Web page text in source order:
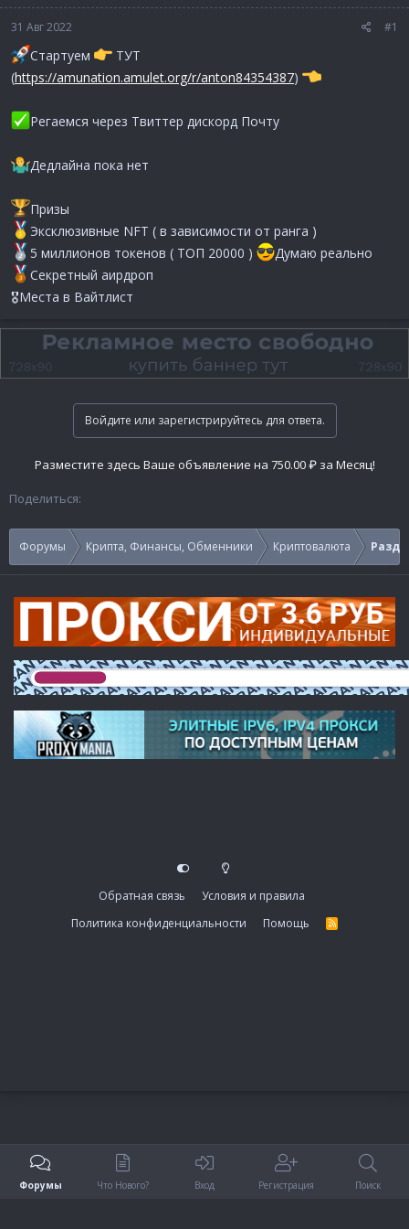
31 Авг 2022 #1
Стартуем
ТУТ
(https://amunation.amulet.org/r/anton84354387)
Регаемся через Твиттер дискорд Почту
Дедлайна пока нет
Призы
Эксклюзивные NFT ( в зависимости от ранга )
5 миллионов токенов ( ТОП 20000 )
Думаю реально
Секретный аирдроп
🎖Места в Вайтлист
Войдите или зарегистрируйтесь для ответа.
Разместите здесь Ваше объявление на 750.00 ₽ за Месяц!
Поделиться:
Форумы Крипта, Финансы, Обменники Криптовалюта
Обратная связь
Условия и правила
Политика конфиденциальности
Помощь
R
Форумы Что Нового? Вход Регистрация Поиск